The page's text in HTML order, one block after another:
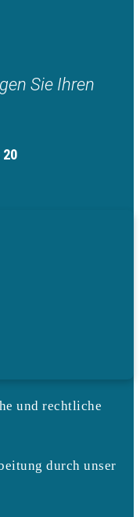
Sie Ihren
20
und rechtliche
durch unser